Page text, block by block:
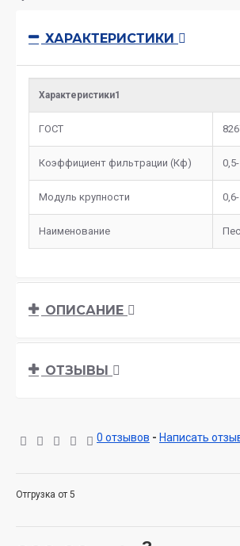
ХАРАКТЕРИСТИКИ
Характеристики1
ГОСТ
Коэффициент фильтрации (Кф)
Модуль крупности
Наименование
ОПИСАНИЕ
ОТЗЫВЫ
0 отзывов - Написать
Отгрузка от 5